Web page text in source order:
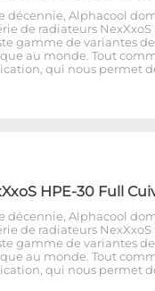
décennie, Alphacool
de radiateurs NexXxoS
gamme de variantes de
au monde. Tout
qui nous permet
HPE-30 Full
décennie, Alphacool
de radiateurs NexXxoS
gamme de variantes de
au monde. Tout
qui nous permet